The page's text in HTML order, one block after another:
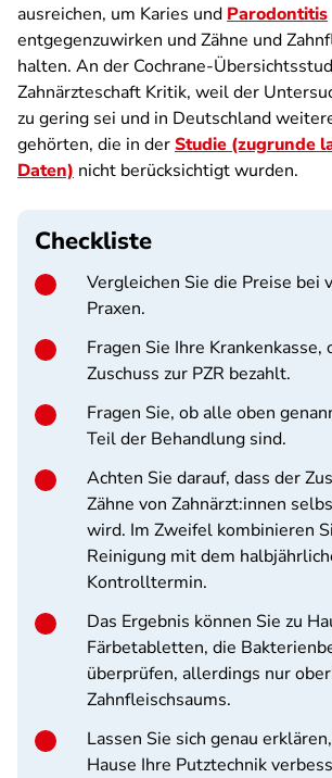
ausreichen, um Karies und Parodontitis
entgegenzuwirken und Zähne und
halten. An der Cochrane-
Zahnärzteschaft Kritik, weil der
zu gering sei und in Deutschland
gehörten, die in derStudie (zugrunde
Daten) nicht berücksichtigt wurden.
Checkliste
Vergleichen Sie die Preise bei
Praxen.
Fragen Sie Ihre Krankenkasse,
Zuschuss zur PZR bezahlt.
Fragen Sie, ob alle oben
Teil der Behandlung sind.
Achten Sie darauf, dass der
Zähne von Zahnärzt:innen
wird. Im Zweifel kombinieren
Reinigung mit dem
Kontrolltermin.
Das Ergebnis können Sie zu
Färbetabletten, die
überprüfen, allerdings nur
Zahnfleischsaums.
Lassen Sie sich genau
Hause Ihre Putztechnik